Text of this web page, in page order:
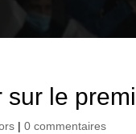
sur le
|0 commentaires